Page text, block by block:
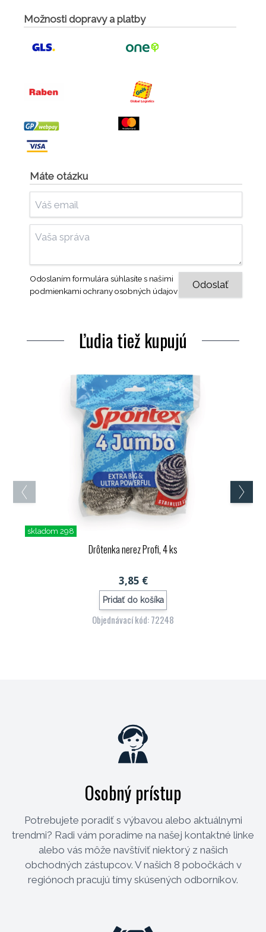
Možnosti dopravy a platby
Máte otázku
Odoslaním formulára súhlasíte s našimi
podmienkami ochrany osobných údajov
Ľudia tiež kupujú
skladom 298
Drôtenka nerez Profi, 4 ks
3,85 €
Pridať do košíka
Objednávací kód: 72248
Osobný prístup
Potrebujete poradiť s výbavou alebo aktuálnymi
trendmi? Radi vám poradíme na našej kontaktné linke
alebo vás môže navštíviť niektorý z našich
obchodných zástupcov. V našich 8 pobočkách v
regiónoch pracujú tímy skúsených odborníkov.